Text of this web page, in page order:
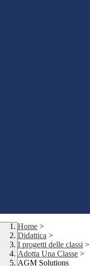
Home >
Didattica >
I progetti delle classi >
Adotta Una Classe >
AGM Solutions